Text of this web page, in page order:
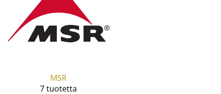
MSR
7 tuotetta